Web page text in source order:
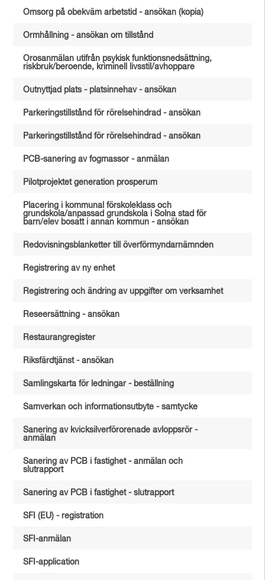
Omsorg på obekväm arbetstid - ansökan (kopia)
Ormhållning - ansökan om tillstånd
Orosanmälan utifrån psykisk funktionsnedsättning,
riskbruk/beroende, kriminell livsstil/avhoppare
Outnyttjad plats - platsinnehav - ansökan
Parkeringstillstånd för rörelsehindrad - ansökan
Parkeringstillstånd för rörelsehindrad - ansökan
PCB-sanering av fogmassor - anmälan
Pilotprojektet generation prosperum
Placering i kommunal förskoleklass och
grundskola/anpassad grundskola i Solna stad för
barn/elev bosatt i annan kommun - ansökan
Redovisningsblanketter till överförmyndarnämnden
Registrering av ny enhet
Registrering och ändring av uppgifter om verksamhet
Reseersättning - ansökan
Restaurangregister
Riksfärdtjänst - ansökan
Samlingskarta för ledningar - beställning
Samverkan och informationsutbyte - samtycke
Sanering av kvicksilverförorenade avloppsrör -
anmälan
Sanering av PCB i fastighet - anmälan och
slutrapport
Sanering av PCB i fastighet - slutrapport
SFI (EU) - registration
SFI-anmälan
SFI-application